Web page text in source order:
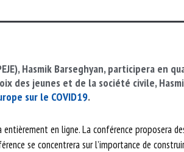
,Hasmik Barseghyan, participera en
des jeunes et de la société civile,
sur le COVID19.
entièrement en ligne.La conférence proposera
se concentrerasur l’importance de